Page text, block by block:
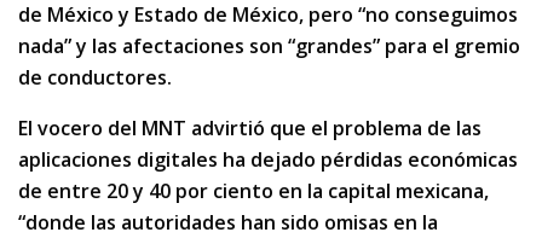
de México y Estado de México, pero “no conseguimos
nada” y las afectaciones son “grandes” para el gremio
de conductores.
El vocero del MNT advirtió que el problema de las
aplicaciones digitales ha dejado pérdidas económicas
de entre 20 y 40 por ciento en la capital mexicana,
“donde las autoridades han sido omisas en la